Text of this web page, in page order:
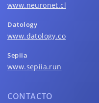
www.neuronet.cl
Datology
www.datology.co
Sepiia
www.sepiia.run
CONTACTO